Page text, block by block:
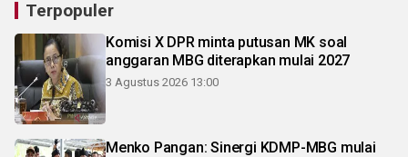
Terpopuler
Komisi X DPR minta putusan MK soal
anggaran MBG diterapkan mulai 2027
3 Agustus 2026 13:00
Menko Pangan: Sinergi KDMP-MBG mulai